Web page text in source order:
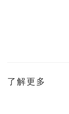
了解更多